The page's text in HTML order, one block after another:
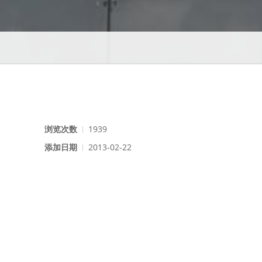
浏览次数
1939
添加日期
2013-02-22